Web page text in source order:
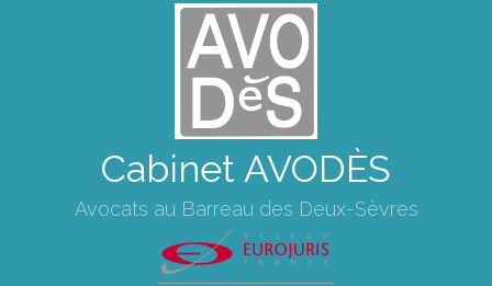
Cabinet AVODÈS
Avocats au Barreau des Deux-Sèvres